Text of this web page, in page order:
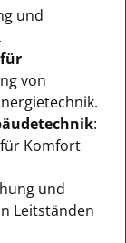
und
von
:
Komfort
und
Leitständen